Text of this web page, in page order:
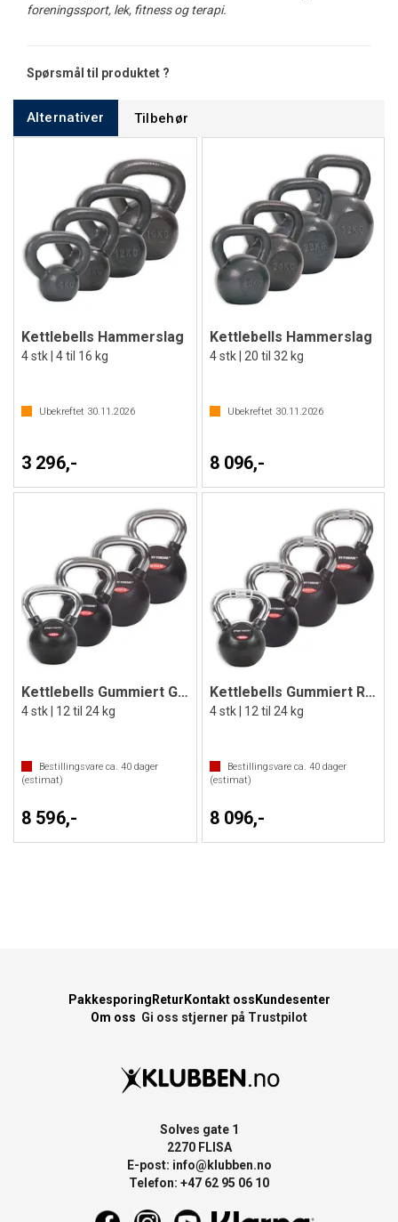
foreningssport, lek, fitness og terapi.
Spørsmål til produktet ?
Alternativer Tilbehør
Kettlebells Hammerslag
4 stk | 4 til 16 kg
Ubekreftet 30.11.2026
3 296,-
Kettlebells Hammerslag
4 stk | 20 til 32 kg
Ubekreftet 30.11.2026
8 096,-
Kettlebells Gummiert Glatt kromhåndtak
4 stk | 12 til 24 kg
Bestillingsvare ca. 40 dager
(estimat)
8 596,-
Kettlebells Gummiert Riflet Grep
4 stk | 12 til 24 kg
Bestillingsvare ca. 40dager
(estimat)
8 096,-
PakkesporingReturKontakt ossKundesenter
Om oss Gi oss stjerner på Trustpilot
Solves gate 1
2270 FLISA
E-post: info@klubben.no
Telefon: +47 62 95 06 10